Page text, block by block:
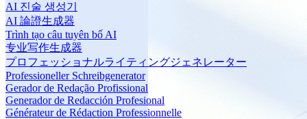
AI 진술 생성기
AI 論證生成器
Trình tạo câu tuyên bố AI
专业写作生成器
プロフェッショナルライティングジェネレーター
Professioneller Schreibgenerator
Gerador de Redação Profissional
Generador de Redacción Profesional
Générateur de Rédaction Professionnelle